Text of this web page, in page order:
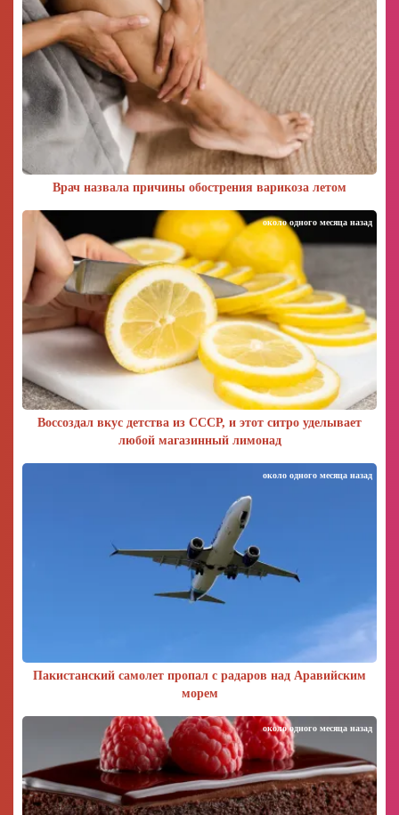
Врач назвала причины обострения варикоза летом
Воссоздал вкус детства из СССР, и этот ситро уделывает
любой магазинный лимонад
около одного месяца назад
Пакистанский самолет пропал с радаров над Аравийским
морем
около одного месяца назад
около одного месяца назад